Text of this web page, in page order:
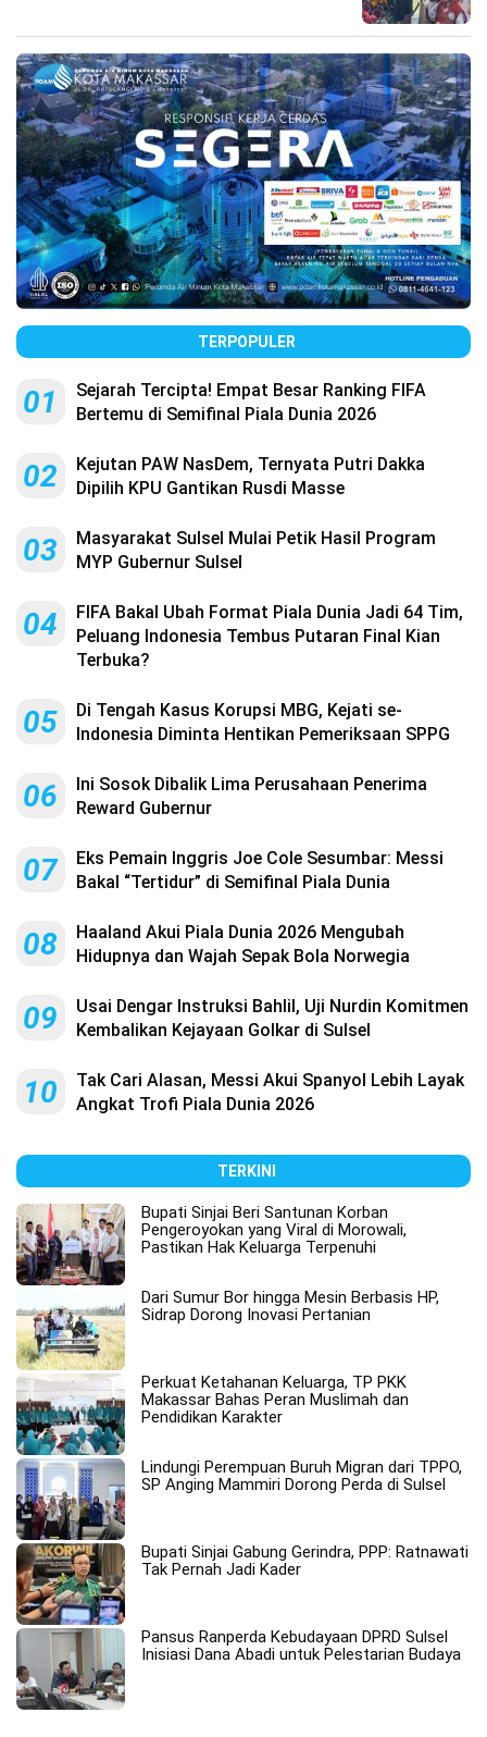
TERPOPULER
01
Sejarah Tercipta! Empat Besar Ranking FIFA
Bertemu di Semifinal Piala Dunia 2026
02
Kejutan PAW NasDem, Ternyata Putri Dakka
Dipilih KPU Gantikan Rusdi Masse
03
Masyarakat Sulsel Mulai Petik Hasil Program
MYP Gubernur Sulsel
04
FIFA Bakal Ubah Format Piala Dunia Jadi 64 Tim,
Peluang Indonesia Tembus Putaran Final Kian
Terbuka?
05
Di Tengah Kasus Korupsi MBG, Kejati se-
Indonesia Diminta Hentikan Pemeriksaan SPPG
06
Ini Sosok Dibalik Lima Perusahaan Penerima
Reward Gubernur
07
Eks Pemain Inggris Joe Cole Sesumbar: Messi
Bakal “Tertidur” di Semifinal Piala Dunia
08
Haaland Akui Piala Dunia 2026 Mengubah
Hidupnya dan Wajah Sepak Bola Norwegia
09
Usai Dengar Instruksi Bahlil, Uji Nurdin Komitmen
Kembalikan Kejayaan Golkar di Sulsel
10
Tak Cari Alasan, Messi Akui Spanyol Lebih Layak
Angkat Trofi Piala Dunia 2026
TERKINI
Bupati Sinjai Beri Santunan Korban
Pengeroyokan yang Viral di Morowali,
Pastikan Hak Keluarga Terpenuhi
Dari Sumur Bor hingga Mesin Berbasis HP,
Sidrap Dorong Inovasi Pertanian
Perkuat Ketahanan Keluarga, TP PKK
Makassar Bahas Peran Muslimah dan
Pendidikan Karakter
Lindungi Perempuan Buruh Migran dari TPPO,
SP Anging Mammiri Dorong Perda di Sulsel
Bupati Sinjai Gabung Gerindra, PPP: Ratnawati
Tak Pernah Jadi Kader
Pansus Ranperda Kebudayaan DPRD Sulsel
Inisiasi Dana Abadi untuk Pelestarian Budaya